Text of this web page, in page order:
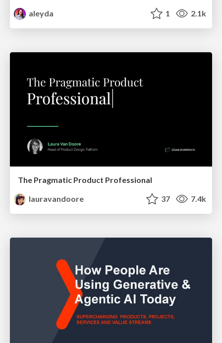
aleyda
1 2.1k
The Pragmatic Product Professional
lauravandoore
37 7.4k